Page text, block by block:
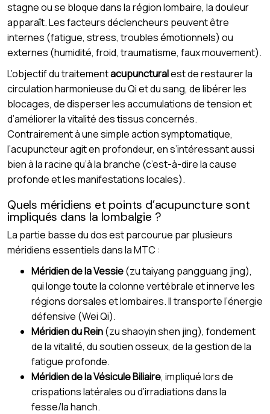
stagne ou se bloque dans la région lombaire, la douleur
apparaît. Les facteurs déclencheurs peuvent être
internes (fatigue, stress, troubles émotionnels) ou
externes (humidité, froid, traumatisme, faux mouvement).
L’objectif du traitementacupuncturalest de restaurer la
circulation harmonieuse du Qi et du sang, de libérer les
blocages, de disperser les accumulations de tension et
d’améliorer la vitalité des tissus concernés.
Contrairement à une simple action symptomatique,
l’acupuncteur agit en profondeur, en s’intéressant aussi
bien à la racine qu’à la branche (c’est-à-dire la cause
profonde et les manifestations locales).
Quels méridiens et points d’acupuncture sont
impliqués dans la lombalgie ?
La partie basse du dos est parcourue par plusieurs
méridiens essentiels dans la MTC :
Méridien de la Vessie(zu taiyang pangguang jing),
qui longe toute la colonne vertébrale et innerve les
régions dorsales et lombaires. Il transporte l’énergie
défensive (Wei Qi).
Méridien du Rein(zu shaoyin shen jing), fondement
de la vitalité, du soutien osseux, de la gestion de la
fatigue profonde.
Méridien de la Vésicule Biliaire, impliqué lors de
crispations latérales ou d’irradiations dans la
fesse/la hanch.